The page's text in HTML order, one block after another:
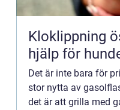
Kloklippning
hjälp för
Det är inte bara för
stor nytta av
det är att grilla med